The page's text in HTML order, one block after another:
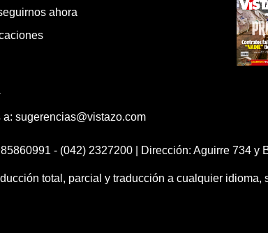
ahora
a: sugerencias@vistazo.com
- (042) 2327200 | Dirección: Aguirre 734 y
total, parcial y traducción a cualquier